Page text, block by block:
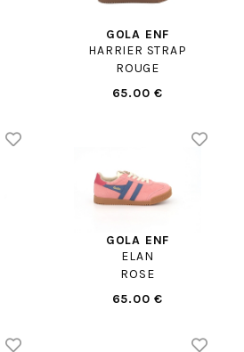
GOLA ENF
HARRIER STRAP
ROUGE
65.00 €
GOLA ENF
ELAN
ROSE
65.00 €